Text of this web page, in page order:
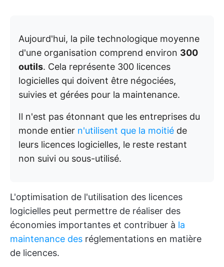
Aujourd'hui, la pile technologique moyenne
d'une organisation comprend environ 300
outils. Cela représente 300 licences
logicielles qui doivent être négociées,
suivies et gérées pour la maintenance.
Il n'est pas étonnant que les entreprises du
monde entier n'utilisent que la moitié de
leurs licences logicielles, le reste restant
non suivi ou sous-utilisé.
L'optimisation de l'utilisation des licences
logicielles peut permettre de réaliser des
économies importantes et contribuer à la
maintenance des réglementations en matière
de licences.